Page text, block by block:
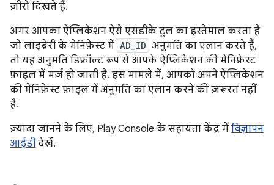
ज़ीरो दिखते हैं.
अगर आपका ऐप्लिकेशन ऐसे एसडीके टूल का इस्तेमाल करता है
जो लाइब्रेरी के मेनिफ़ेस्ट में AD_ID अनुमति का एलान करते हैं,
तो यह अनुमति डिफ़ॉल्ट रूप से आपके ऐप्लिकेशन की मेनिफ़ेस्ट
फ़ाइल में मर्ज हो जाती है. इस मामले में, आपको अपने ऐप्लिकेशन
की मेनिफ़ेस्ट फ़ाइल में अनुमति का एलान करने की ज़रूरत नहीं
है.
ज़्यादा जानने के लिए, Play Console के सहायता केंद्र में विज्ञापन
आईडी देखें.